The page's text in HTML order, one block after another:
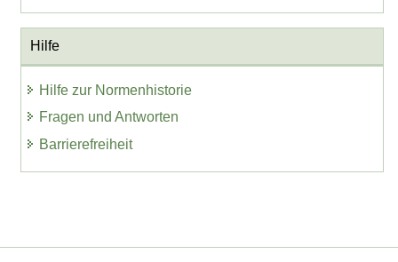
Hilfe
Hilfe zur Normenhistorie
Fragen und Antworten
Barrierefreiheit